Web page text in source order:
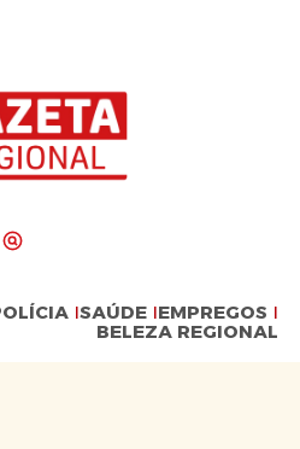
SAÚDE EMPREGOS
BELEZA REGIONAL